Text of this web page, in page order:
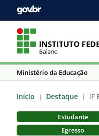
Ministério da Educação
Início | Destaque | IF
Estudante
Egresso